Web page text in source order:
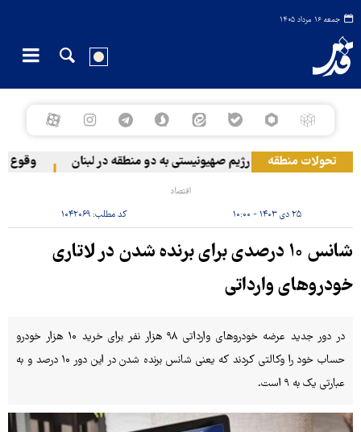
جمعه ۱۶ مرداد ۱۴۰۵
تحولات منطقهحمله رژیم صهیونیستی به دو منطقه در لبنان وقوع
اقتصاد
۲۵ دی ۱۴۰۳ - ۱۰:۰۰ کد مطلب: ۱۰۴۲۰۶۹
شانس ۱۰ درصدی برای برنده شدن در لاتاری
خودروهای وارداتی
در دور جدید عرضه خودروهای وارداتی ۹۸ هزار نفر برای خرید ۱۰ هزار خودرو
حساب خود را وکالتی کردند که یعنی شانس برنده شدن در این دور ۱۰ درصد و به
عبارتی یک به ۹ است.